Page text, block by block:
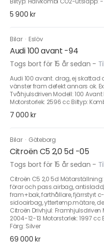
5 900 kr
Bilar · Eslöv
Audi 100 avant -94
Togs bort för 15 år sedan -
Audi 100 avant. drag, ej
vänster fram defekt annars ok.
Tvåhjulsdriven Modell: 100 Avant
Motorstorlek: 2596 cc Biltyp:
7 000 kr
Bilar · Göteborg
Citroën C5 2,0 5d -05
Togs bort för 15 år sedan -
Citroën C5 2,0 5d
förar och pass.airbag,
fram+bak, farthållare, fjärrstyrt
sidoairbag, yttertemp.mätare,
Citroën Drivhjul: Framhjulsdriven
2004-12-13 Motorstorlek: 1997
Färg: Silver
69 000 kr